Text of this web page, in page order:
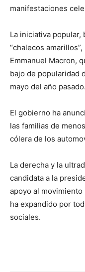
manifestaciones
La iniciativa popular,
“chalecos
Emmanuel Macron,
bajo de popularidad
mayo del año pasado.
El gobierno ha
las familias de
cólera de los
La derecha y la
candidata a la
apoyo al
ha expandido por
sociales.